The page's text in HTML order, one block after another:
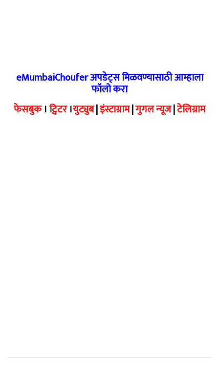
eMumbaiChoufer अपडेट्स मिळवण्यासाठी आम्हाला
फॉलो करा
फेसबुक।ट्विटर।युट्युब|इंस्टाग्राम|गुगल न्यूज|टेलिग्राम